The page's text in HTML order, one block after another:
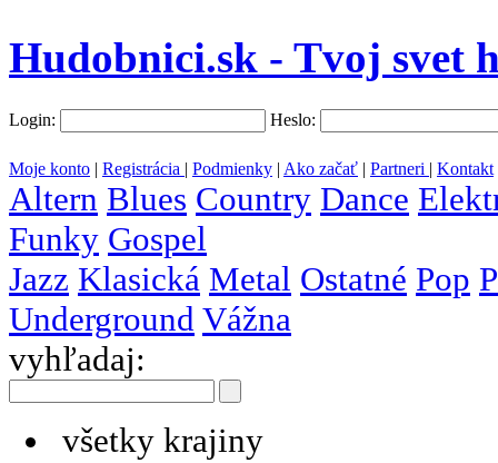
Hudobnici.sk - Tvoj svet
Login: Heslo:
Moje konto | Registrácia | Podmienky | Ako začať | Partneri | Kontakt
Altern Blues Country Dance
Funky Gospel
Jazz Klasická Metal Ostatné Pop
Underground Vážna
vyhľadaj:
všetky krajiny